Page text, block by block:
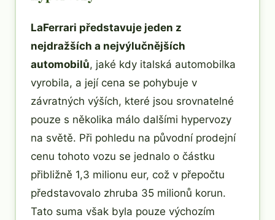
LaFerrari představuje jeden z
nejdražších a nejvýlučnějších
automobilů, jaké kdy italská automobilka
vyrobila, a její cena se pohybuje v
závratných výších, které jsou srovnatelné
pouze s několika málo dalšími hypervozy
na světě. Při pohledu na původní prodejní
cenu tohoto vozu se jednalo o částku
přibližně 1,3 milionu eur, což v přepočtu
představovalo zhruba 35 milionů korun.
Tato suma však byla pouze výchozím